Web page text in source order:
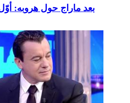
بعد ماراج حول هروبه: